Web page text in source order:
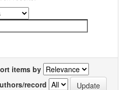
items by
record